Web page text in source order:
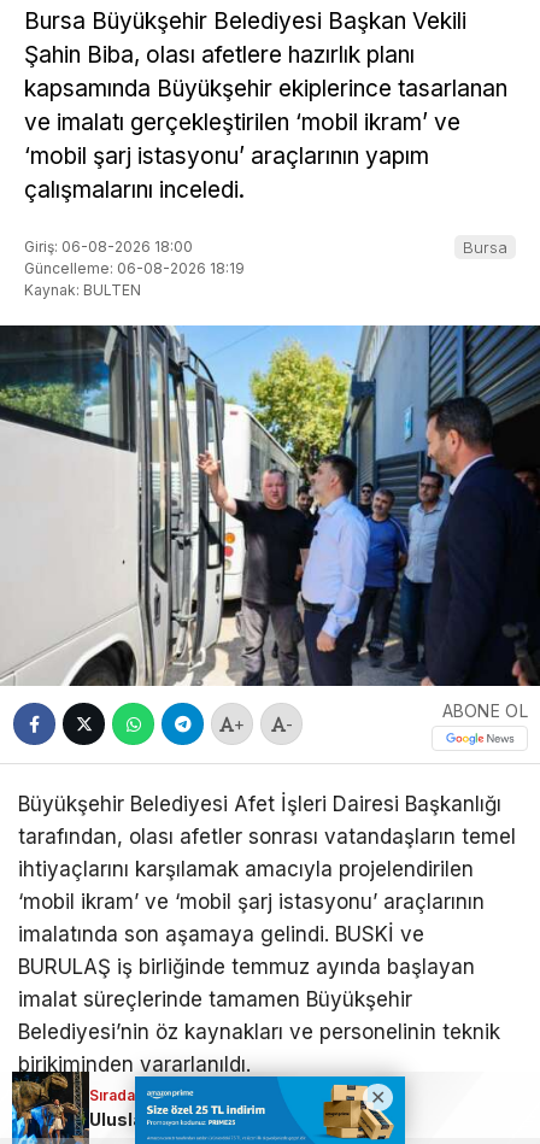
Sıradaki Haber
Bursa Uludağ’da yangın var; Ekipler alarmda…
Bursa Büyükşehir Belediyesi Başkan Vekili
Şahin Biba, olası afetlere hazırlık planı
kapsamında Büyükşehir ekiplerince tasarlanan
ve imalatı gerçekleştirilen ‘mobil ikram’ ve
‘mobil şarj istasyonu’ araçlarının yapım
çalışmalarını inceledi.
Giriş: 06-08-2026 18:00
Güncelleme: 06-08-2026 18:19
Kaynak: BULTEN
Bursa
+ -
ABONE OL
Büyükşehir Belediyesi Afet İşleri Dairesi Başkanlığı
tarafından, olası afetler sonrası vatandaşların temel
ihtiyaçlarını karşılamak amacıyla projelendirilen
‘mobil ikram’ ve ‘mobil şarj istasyonu’ araçlarının
imalatında son aşamaya gelindi. BUSKİ ve
BURULAŞ iş birliğinde temmuz ayında başlayan
imalat süreçlerinde tamamen Büyükşehir
Belediyesi’nin öz kaynakları ve personelinin teknik
birikiminden yararlanıldı.
Sıradaki Haber
Uluslararası Bursa Festivali’nde bu kez çocuklar eğlendi!